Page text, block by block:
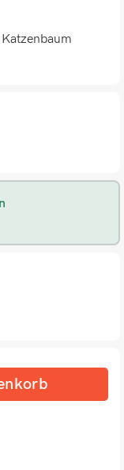
Katzenbaum